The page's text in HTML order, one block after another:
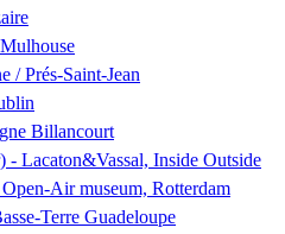
/ Prés-Saint-Jean
Billancourt
Lacaton&Vassal, Inside Outside
Air museum, Rotterdam
Terre Guadeloupe